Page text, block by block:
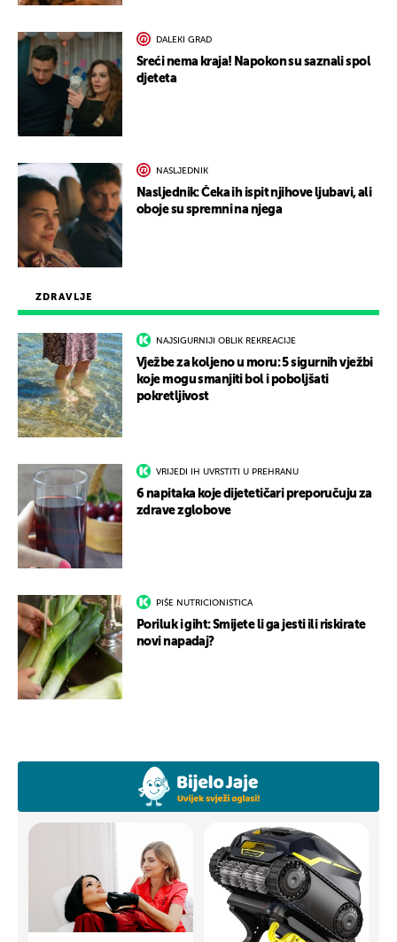
ZDRAVLJE
NAJSIGURNIJI OBLIK REKREACIJE
Vježbe za koljeno u moru: 5 sigurnih vježbi
koje mogu smanjiti bol i poboljšati
pokretljivost
VRIJEDI IH UVRSTITI U PREHRANU
6 napitaka koje dijetetičari preporučuju za
zdrave zglobove
PIŠE NUTRICIONISTICA
Poriluk i giht: Smijete li ga jesti ili riskirate
novi napadaj?
DALEKI GRAD
Sreći nema kraja! Napokon su saznali spol
djeteta
NASLJEDNIK
Nasljednik: Čeka ih ispit njihove ljubavi, ali
oboje su spremni na njega